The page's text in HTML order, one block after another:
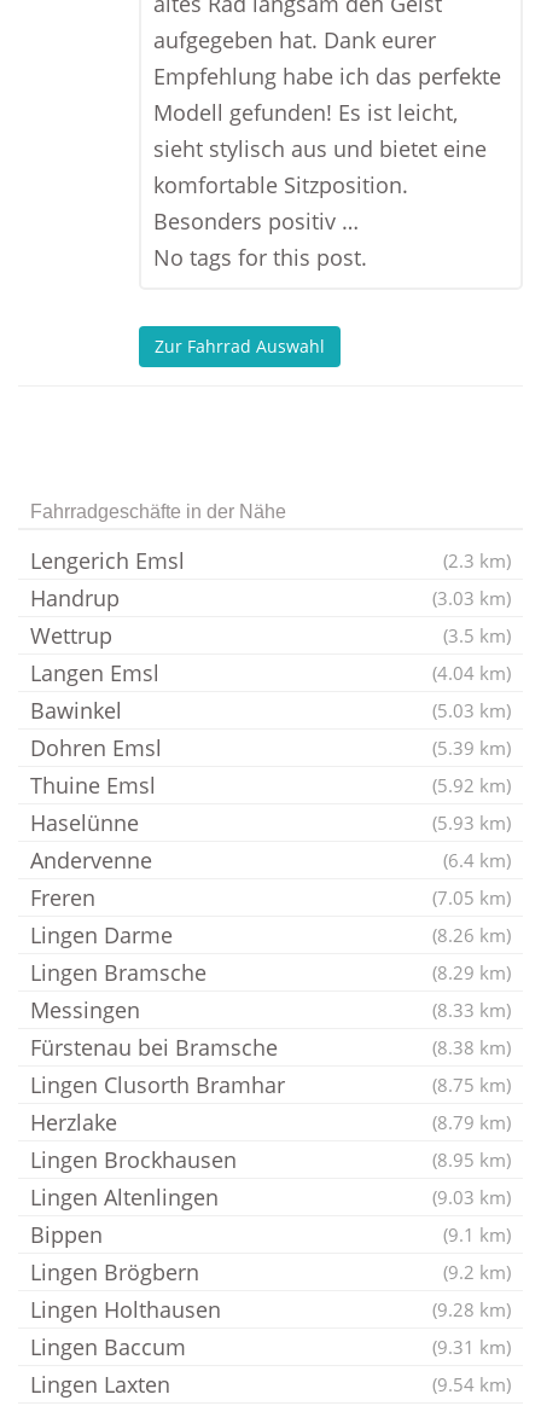
aufgegeben hat. Dank eurer
Empfehlung habe ich das perfekte
Modell gefunden! Es ist leicht,
sieht stylisch aus und bietet eine
komfortable Sitzposition.
Besonders positiv …
No tags for this post.
Zur Fahrrad Auswahl
Fahrradgeschäfte in der Nähe
Lengerich Emsl (2.3 km)
Handrup (3.03 km)
Wettrup (3.5 km)
Langen Emsl (4.04 km)
Bawinkel (5.03 km)
Dohren Emsl (5.39 km)
Thuine Emsl (5.92 km)
Haselünne (5.93 km)
Andervenne (6.4 km)
Freren (7.05 km)
Lingen Darme (8.26 km)
Lingen Bramsche (8.29 km)
Messingen (8.33 km)
Fürstenau bei Bramsche (8.38 km)
Lingen Clusorth Bramhar (8.75 km)
Herzlake (8.79 km)
Lingen Brockhausen (8.95 km)
Lingen Altenlingen (9.03 km)
Bippen (9.1 km)
Lingen Brögbern (9.2 km)
Lingen Holthausen (9.28 km)
Lingen Baccum (9.31 km)
Lingen Laxten (9.54 km)